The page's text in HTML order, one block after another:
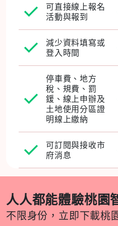
可直接線上報名
活動與報到
減少資料填寫或
登入時間
停車費、地方
稅、規費、罰
鍰、線上申辦及
土地使用分區證
明線上繳納
可訂閱與接收市
府消息
人人都能體驗桃園
不限身份，立即下載桃